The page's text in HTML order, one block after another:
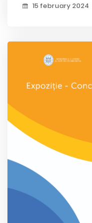
15 february 2024